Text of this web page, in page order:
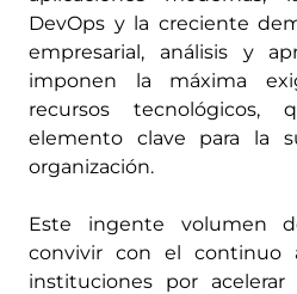
DevOps y la creciente
empresarial, análisis y
imponen la máxima
recursos
elemento clave para la
organización.
Este ingente volumen
convivir con el continuo
instituciones por